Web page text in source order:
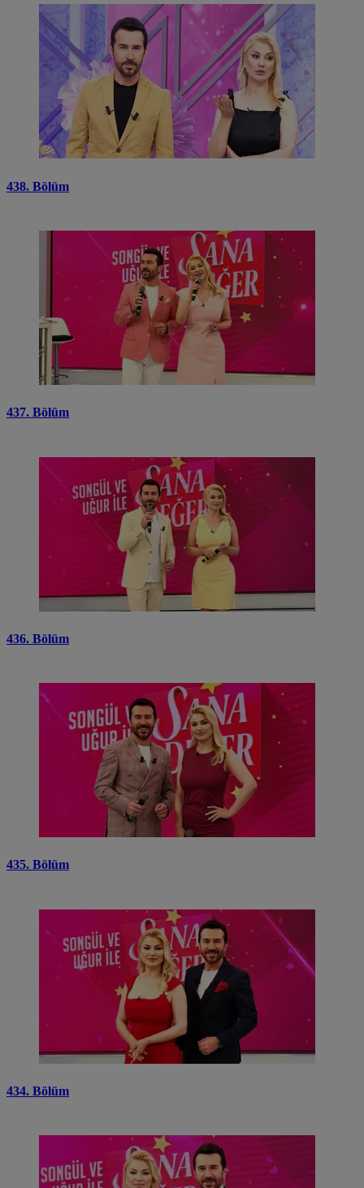
438. Bölüm
437. Bölüm
436. Bölüm
435. Bölüm
434. Bölüm